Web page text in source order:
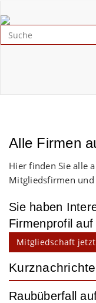
Alle Firmen
Hier finden Sie alle
Mitgliedsfirmen
Sie haben
Firmenprofil
Mitgliedschaft
Raubüberfall